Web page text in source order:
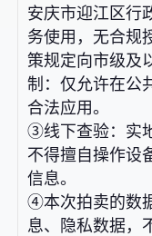
安庆市迎江区行
务使用，无合规
策规定向市级及
制：仅允许在公
合法应用。
③线下查验：实
不得擅自操作设
信息。
④本次拍卖的数
息、隐私数据，